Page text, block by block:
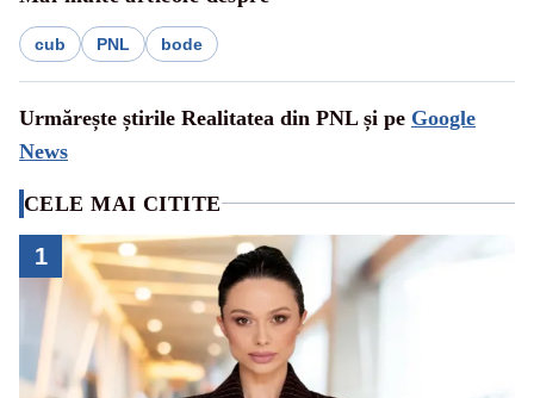
cub PNL bode
Urmărește știrile Realitatea din PNL și pe Google
News
CELE MAI CITITE
1